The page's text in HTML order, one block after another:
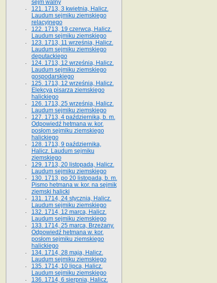
sejm walny
121. 1713, 3 kwietnia, Halicz.
Laudum sejmiku ziemskiego
relacyjnego
122. 1713, 19 czerwca, Halicz.
Laudum sejmiku ziemskiego
123. 1713, 11 września, Halicz.
Laudum sejmiku ziemskiego
deputackiego
124. 1713, 12 września, Halicz.
Laudum sejmiku ziemskiego
gospodarskiego
125. 1713, 12 września, Halicz.
Elekcya pisarza ziemskiego
halickiego
126. 1713, 25 września, Halicz.
Laudum sejmiku ziemskiego
127. 1713, 4 października, b. m.
Odpowiedź hetmana w. kor.
posłom sejmiku ziemskiego
halickiego
128. 1713, 9 października,
Halicz. Laudum sejmiku
ziemskiego
129. 1713, 20 listopada, Halicz.
Laudum sejmiku ziemskiego
130. 1713, po 20 listopada, b. m.
Pismo hetmana w. kor. na sejmik
ziemski halicki
131. 1714, 24 stycznia, Halicz.
Laudum sejmiku ziemskiego
132. 1714, 12 marca, Halicz.
Laudum sejmiku ziemskiego
133. 1714, 25 marca, Brzeżany.
Odpowiedź hetmana w. kor.
posłom sejmiku ziemskiego
halickiego
134. 1714, 28 maja, Halicz.
Laudum sejmiku ziemskiego
135. 1714, 10 lipca, Halicz.
Laudum sejmiku ziemskiego
136. 1714, 6 sierpnia, Halicz.